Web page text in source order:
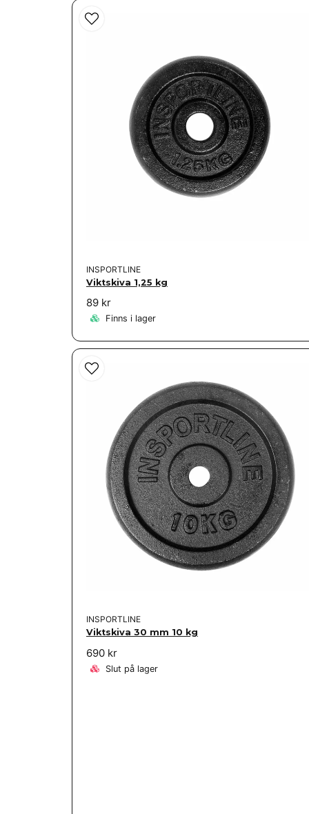
INSPORTLINE
Viktskiva 1,25 kg
89 kr
Finns i lager
INSPORTLINE
Viktskiva 30 mm 10 kg
690 kr
Slut på lager